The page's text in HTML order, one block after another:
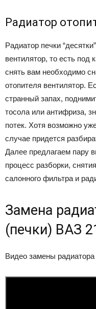
Радиатор
Радиатор печки
вентилятор, то есть
снять вам необходимо
отопителя вентилятор.
странный запах,
тосола или антифриза,
потек. Хотя возможно
случае придется
Далее предлагаем пару
процесс разборки,
салонного фильтра и
Замена
(печки) ВАЗ
Видео замены радиатора